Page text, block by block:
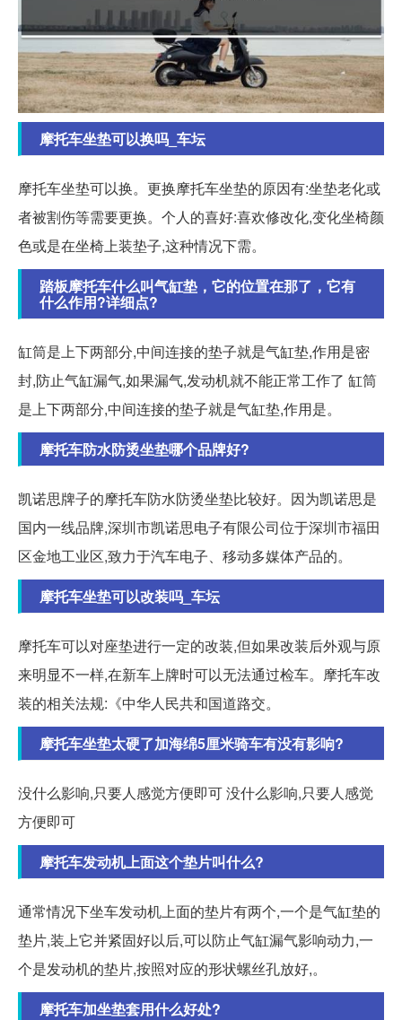
摩托车坐垫可以换吗_车坛
摩托车坐垫可以换。更换摩托车坐垫的原因有:坐垫老化或
者被割伤等需要更换。个人的喜好:喜欢修改化,变化坐椅颜
色或是在坐椅上装垫子,这种情况下需。
踏板摩托车什么叫气缸垫，它的位置在那了，它有
什么作用?详细点?
缸筒是上下两部分,中间连接的垫子就是气缸垫,作用是密
封,防止气缸漏气,如果漏气,发动机就不能正常工作了 缸筒
是上下两部分,中间连接的垫子就是气缸垫,作用是。
摩托车防水防烫坐垫哪个品牌好?
凯诺思牌子的摩托车防水防烫坐垫比较好。因为凯诺思是
国内一线品牌,深圳市凯诺思电子有限公司位于深圳市福田
区金地工业区,致力于汽车电子、移动多媒体产品的。
摩托车坐垫可以改装吗_车坛
摩托车可以对座垫进行一定的改装,但如果改装后外观与原
来明显不一样,在新车上牌时可以无法通过检车。摩托车改
装的相关法规:《中华人民共和国道路交。
摩托车坐垫太硬了加海绵5厘米骑车有没有影响?
没什么影响,只要人感觉方便即可 没什么影响,只要人感觉
方便即可
摩托车发动机上面这个垫片叫什么?
通常情况下坐车发动机上面的垫片有两个,一个是气缸垫的
垫片,装上它并紧固好以后,可以防止气缸漏气影响动力,一
个是发动机的垫片,按照对应的形状螺丝孔放好,。
摩托车加坐垫套用什么好处?